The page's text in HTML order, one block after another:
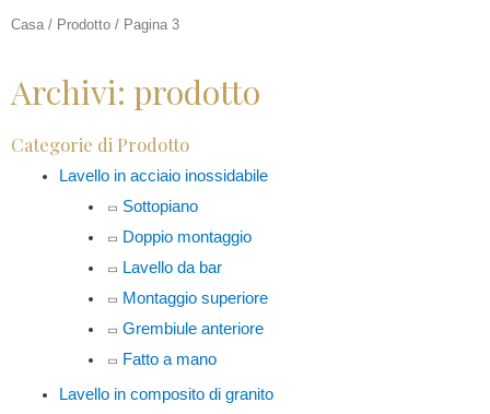
Casa / Prodotto / Pagina 3
Archivi: prodotto
Categorie di Prodotto
Lavello in acciaio inossidabile
Sottopiano
Doppio montaggio
Lavello da bar
Montaggio superiore
Grembiule anteriore
Fatto a mano
Lavello in composito di granito